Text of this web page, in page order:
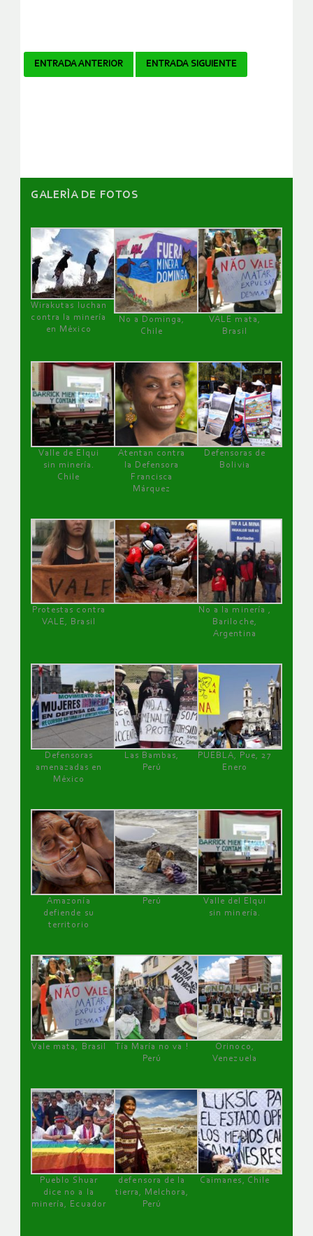
Navegador
ENTRADA ANTERIOR ENTRADA SIGUIENTE
GALERÌA DE FOTOS
Wirakutas luchan
contra la minería
en México
No a Dominga,
Chile
VALE mata,
Brasil
Valle de Elqui
sin minería.
Chile
Atentan contra
la Defensora
Francisca
Márquez
Defensoras de
Bolivia
Protestas contra
VALE, Brasil
No a la minería ,
Bariloche,
Argentina
Defensoras
amenazadas en
México
Las Bambas,
Perú
PUEBLA, Pue, 27
Enero
Amazonía
defiende su
territorio
Perú
Valle del Elqui
sin minería.
Vale mata, Brasil
Tía María no va !
Perú
Orinoco,
Venezuela
Pueblo Shuar
dice no a la
minería, Ecuador
defensora de la
tierra, Melchora,
Perú
Caimanes, Chile